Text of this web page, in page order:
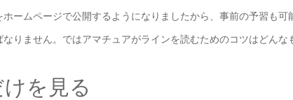
ームページで公開するようになりましたから、事前の予習も
りません。ではアマチュアがラインを読むためのコツはどんな
を見る